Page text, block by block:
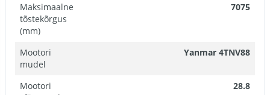
Maksimaalne
tõstekõrgus
(mm)
7075
Mootori
mudel
Yanmar 4TNV88
Mootori
28.8